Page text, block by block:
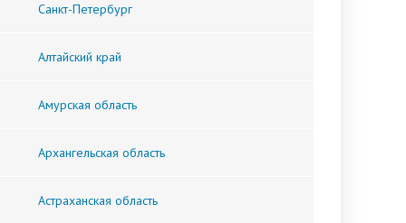
Санкт-Петербург
Алтайский край
Амурская область
Архангельская область
Астраханская область